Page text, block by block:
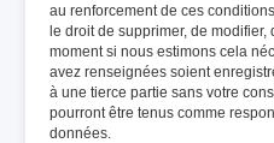
au renforcement de ces
le droit de supprimer, de
moment si nous estimons cela
avez renseignées soient
à une tierce partie sans votre
pourront être tenus comme
données.